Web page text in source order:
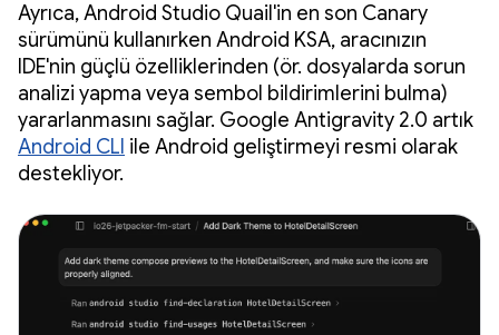
Ayrıca, Android Studio Quail'in en son Canary
sürümünü kullanırken Android KSA, aracınızın
IDE'nin güçlü özelliklerinden (ör. dosyalarda sorun
analizi yapma veya sembol bildirimlerini bulma)
yararlanmasını sağlar. Google Antigravity 2.0 artık
Android CLI ile Android geliştirmeyi resmi olarak
destekliyor.